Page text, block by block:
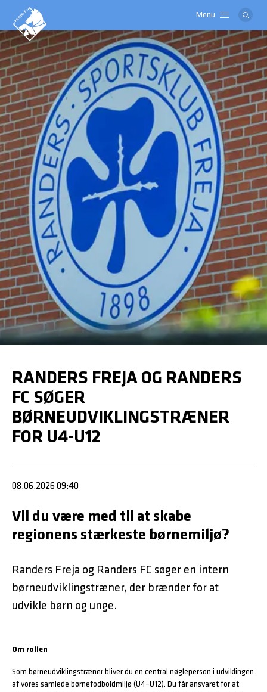
Logo
Menu
RANDERS FREJA OG RANDERS
FC SØGER
BØRNEUDVIKLINGSTRÆNER
FOR U4-U12
08.06.2026 09:40
Vil du være med til at skabe
regionens stærkeste børnemiljø?
Randers Freja og Randers FC søger en intern
børneudviklingstræner, der brænder for at
udvikle børn og unge.
Om rollen
Som børneudviklingstræner bliver du en central nøgleperson i udviklingen
af vores samlede børnefodboldmiljø (U4–U12). Du får ansvaret for at